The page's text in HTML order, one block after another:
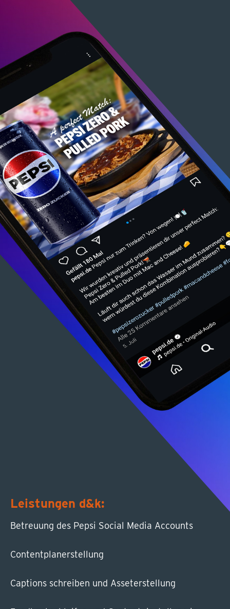
Leistungen d&k:
Betreuung des Pepsi Social Media Accounts
Contentplanerstellung
Captions schreiben und Asseterstellung